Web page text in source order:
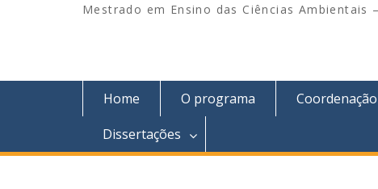
Mestrado em Ensino das Ciências Ambientais –
Home O programa Coordenação
Dissertações